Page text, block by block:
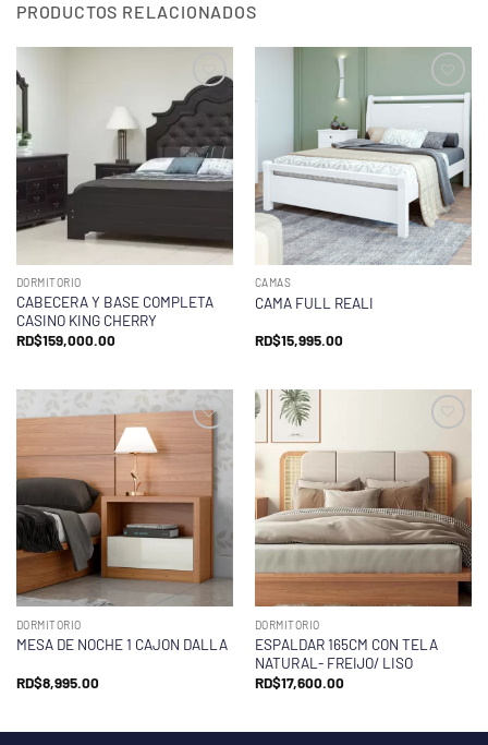
PRODUCTOS RELACIONADOS
DORMITORIO
CABECERA Y BASE COMPLETA
CASINO KING CHERRY
RD$159,000.00
CAMAS
CAMA FULL REALI
RD$15,995.00
DORMITORIO
MESA DE NOCHE 1 CAJON DALLA
RD$8,995.00
DORMITORIO
ESPALDAR 165CM CON TELA
NATURAL- FREIJO/ LISO
RD$17,600.00